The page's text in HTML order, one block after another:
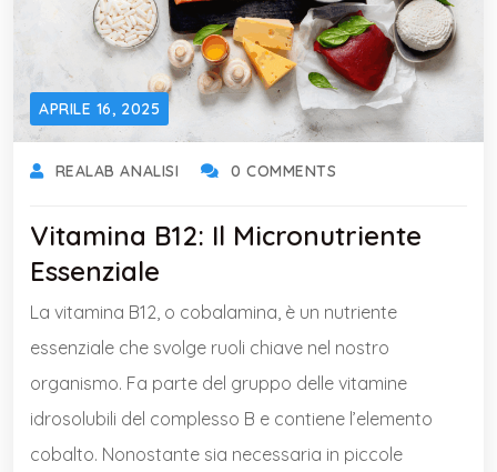
APRILE 16, 2025
REALAB ANALISI 0 COMMENTS
Vitamina B12: Il Micronutriente
Essenziale
La vitamina B12, o cobalamina, è un nutriente
essenziale che svolge ruoli chiave nel nostro
organismo. Fa parte del gruppo delle vitamine
idrosolubili del complesso B e contiene l’elemento
cobalto. Nonostante sia necessaria in piccole